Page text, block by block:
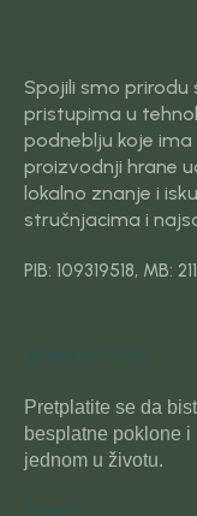
Spojili smo prirodu
pristupima u
podneblju koje
proizvodnji hrane
lokalno znanje i
stručnjacima i
PIB: 109319518, MB:
Pretplatite se da
besplatne poklone
jednom u životu.